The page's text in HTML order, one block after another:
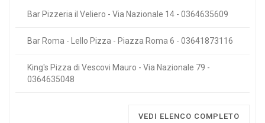
Bar Pizzeria il Veliero - Via Nazionale 14 - 0364635609
Bar Roma - Lello Pizza - Piazza Roma 6 - 03641873116
King's Pizza di Vescovi Mauro - Via Nazionale 79 -
0364635048
VEDI ELENCO COMPLETO